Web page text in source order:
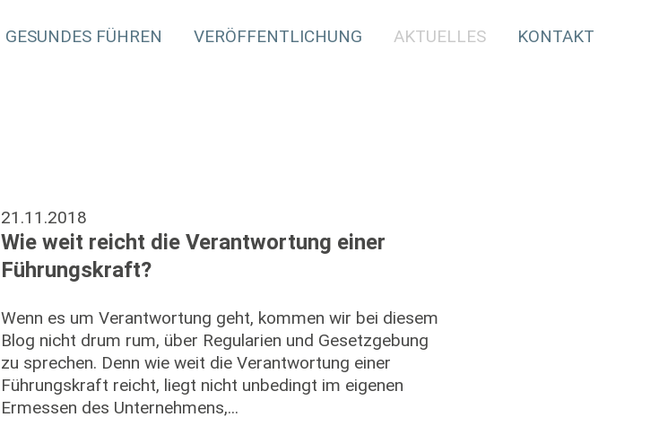
GESUNDES FÜHREN VERÖFFENTLICHUNG AKTUELLES KONTAKT
21.11.2018
Wie weit reicht die Verantwortung einer
Führungskraft?
Wenn es um Verantwortung geht, kommen wir bei diesem
Blog nicht drum rum, über Regularien und Gesetzgebung
zu sprechen. Denn wie weit die Verantwortung einer
Führungskraft reicht, liegt nicht unbedingt im eigenen
Ermessen des Unternehmens,...